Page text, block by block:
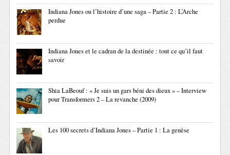
Indiana Jones ou l’histoire d’une saga – Partie 2 : L’Arche
perdue
Indiana Jones et le cadran de la destinée : tout ce qu’il faut
savoir
Shia LaBeouf : « Je suis un gars béni des dieux » – Interview
pour Transformers 2 – La revanche (2009)
Les 100 secrets d’Indiana Jones – Partie 1 : La genèse